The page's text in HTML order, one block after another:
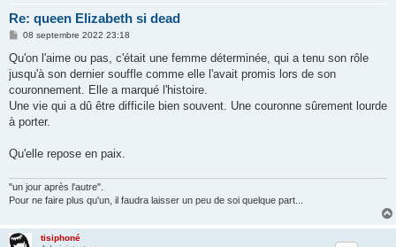
Re: queen Elizabeth si dead
M
s
a
g
08 septembre 2022 23:18
Qu'on l'aime ou pas, c'était une femme déterminée, qui a tenu son rôle
jusqu'à son dernier souffle comme elle l'avait promis lors de son
couronnement. Elle a marqué l'histoire.
Une vie qui a dû être difficile bien souvent. Une couronne sûrement lourde
à porter.
Qu'elle repose en paix.
"un jour après l'autre".
Pour ne faire plus qu'un, il faudra laisser un peu de soi quelque part...
tisiphoné